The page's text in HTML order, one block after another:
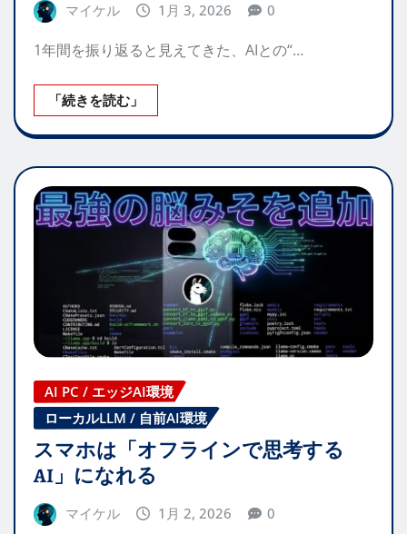
マイケル 1月 3, 2026 0
1年間を振り返ると見えてきた、AIとの“…
「続きを読む」
AI PC / エッジAI環境
ローカルLLM / 自前AI環境
スマホは「オフラインで思考する
AI」になれる
マイケル 1月 2, 2026 0